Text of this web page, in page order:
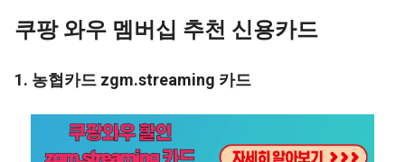
쿠팡 와우 멤버십 추천 신용카드
1. 농협카드 zgm.streaming 카드